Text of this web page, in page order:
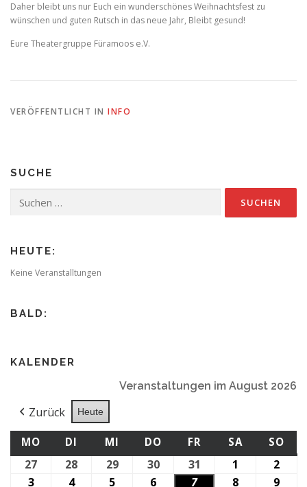
Daher bleibt uns nur Euch ein wunderschönes Weihnachtsfest zu
wünschen und guten Rutsch in das neue Jahr, Bleibt gesund!
Eure Theatergruppe Füramoos e.V.
VERÖFFENTLICHT IN INFO
SUCHE
nach:
HEUTE:
Keine Veranstalltungen
BALD:
KALENDER
Veranstaltungen im August 2026
Zurück Heute
MO MONTAG
DI DIENSTAG
MI MITTWOCH
DO DONNERSTAG
FRFREITAG
SASAMSTAG
SO
27
28 2929.
3030.
31 1
August
2
33.
44.
5 6 77.
8 9